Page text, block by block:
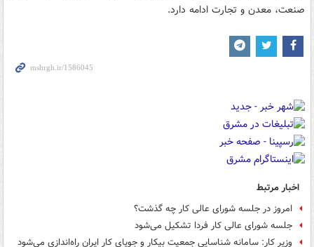
صنعت، معدن و تجارت ادامه دارد.
اخبار مرتبط
امروز در جلسه شورای عالی کار چه گذشت؟
جلسه شورای عالی کار فردا تشکیل می‌شود
وزیر کار: سامانه شناسایی جمعیت بیکار و جویای کار ایران راه‌اندازی می‌شود